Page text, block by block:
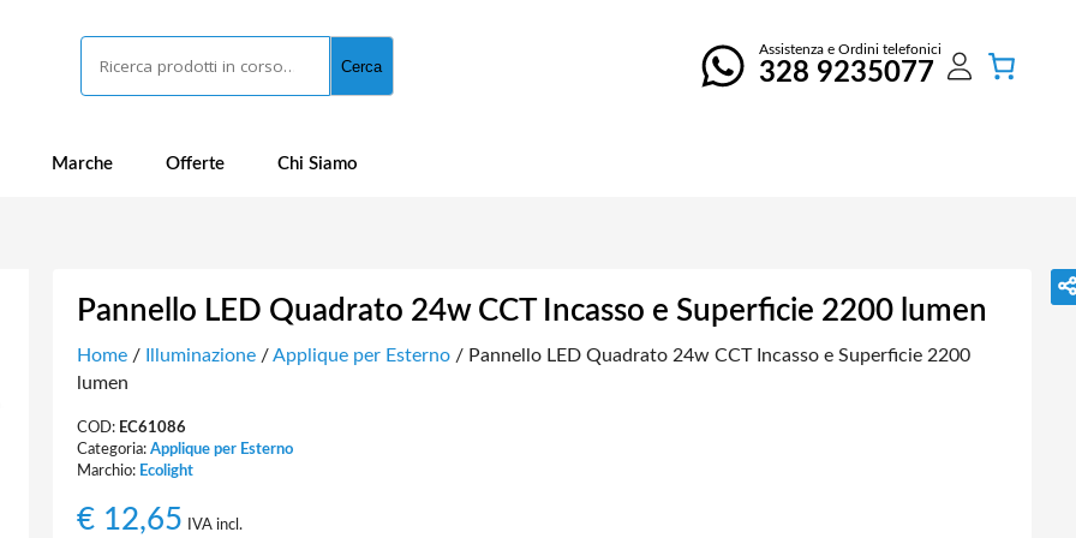
Cerca
Assistenza e Ordini telefonici
328 9235077
Marche Offerte Chi Siamo
Pannello LED Quadrato 24w CCT Incasso e Superficie 2200 lumen
Home/ Illuminazione/Applique per Esterno/ Pannello LED Quadrato 24w CCT Incasso e Superficie 2200
lumen
COD: EC61086
Categoria: Applique per Esterno
Marchio: Ecolight
€12,65 IVA incl.